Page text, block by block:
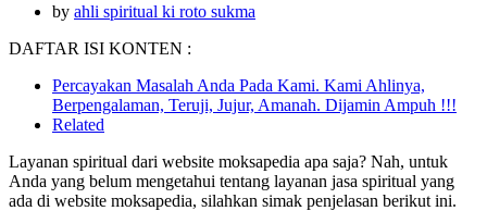
by ahli spiritual ki roto sukma
DAFTAR ISI KONTEN :
Percayakan Masalah Anda Pada Kami. Kami Ahlinya,
Berpengalaman, Teruji, Jujur, Amanah. Dijamin Ampuh !!!
Related
Layanan spiritual dari website moksapedia apa saja? Nah, untuk
Anda yang belum mengetahui tentang layanan jasa spiritual yang
ada di website moksapedia, silahkan simak penjelasan berikut ini.